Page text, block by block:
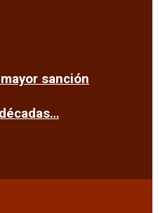
sanción